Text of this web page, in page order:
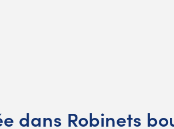
dans Robinets